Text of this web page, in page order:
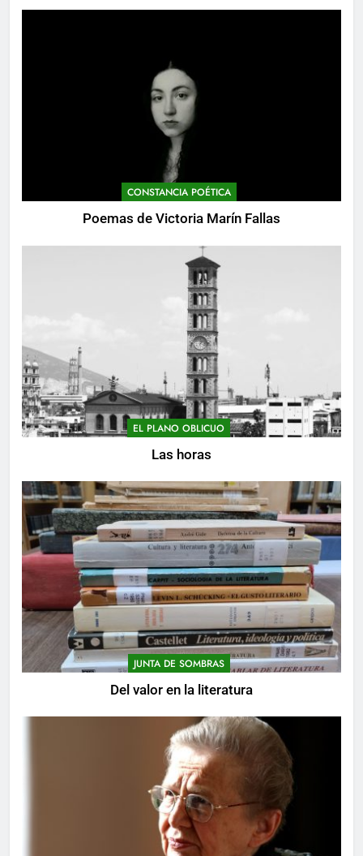
CONSTANCIA POÉTICA
Poemas de Victoria Marín Fallas
EL PLANO OBLICUO
Las horas
JUNTA DE SOMBRAS
Del valor en la literatura